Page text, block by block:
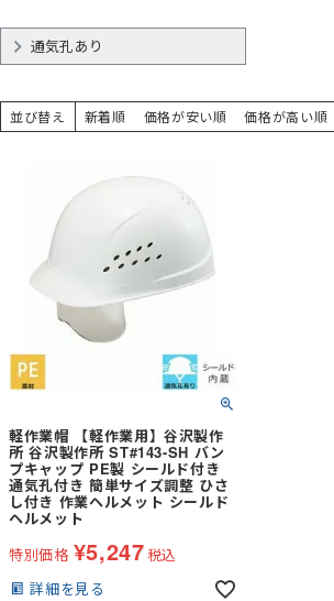
通気孔あり
並び替え 新着順 価格が安い順 価格が高い順
軽作業帽 【軽作業用】谷沢製作
所 谷沢製作所 ST#143-SH バン
プキャップ PE製 シールド付き
通気孔付き 簡単サイズ調整 ひさ
し付き 作業ヘルメット シールド
ヘルメット
特別価格 ¥5,247税込
詳細を見る